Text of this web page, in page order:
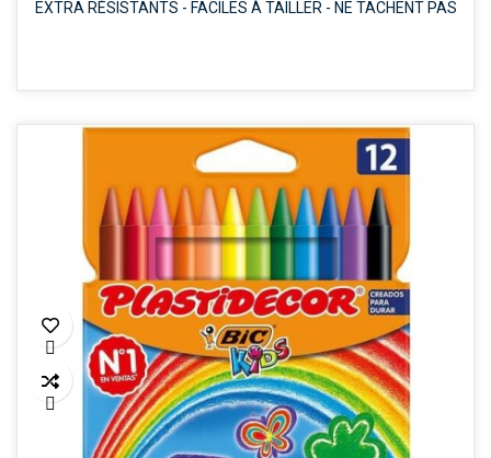
EXTRA RÉSISTANTS - FACILES À TAILLER - NE TACHENT PAS

